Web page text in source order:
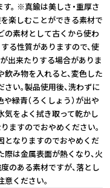
。 ※真鍮は美しさ・重厚さ
楽しむことができる素材で
の素材として古くから使わ
る性質がありますので、使
出来たりする場合がありま
み物を入れると、変色した
い。製品使用後、洗わずに
緑青（ろくしょう）が出や
気をよく拭き取って乾かし
ますのでおやめください。
となりますのでおやめくだ
は金属表面が熱くなり、火
のある素材ですが、落とし
ください。